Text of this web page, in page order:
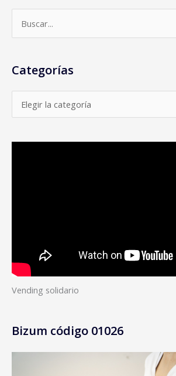
u
c
a
o
Categorías
Vending solidario
Bizum código 01026